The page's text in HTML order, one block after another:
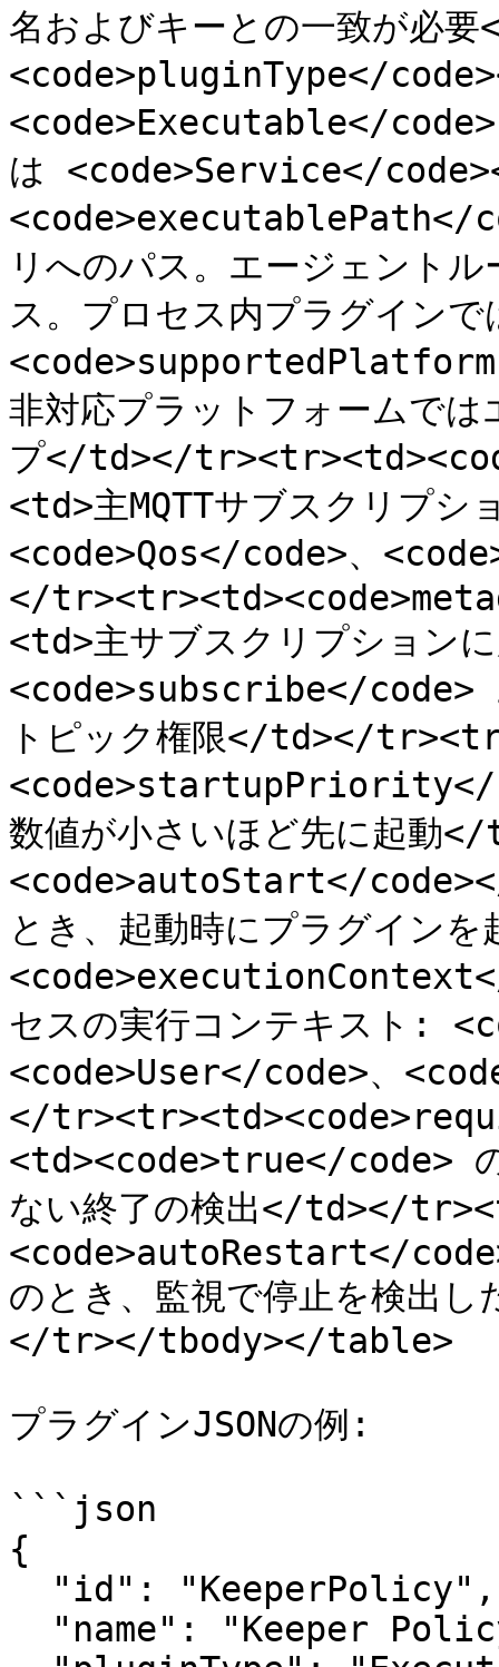
名およびキーとの一致が
<code>pluginType</
<code>Executable</code>
は <code>Service</
<code>executablePath</
リへのパス。エージェント
ス。プロセス内プラグイ
非対応プラットフォームで
プ</td></
<td>主MQTTサブスクリプ
<code>Qos</code>、
</
<td>主サブスクリプション
<code>subscribe</code>
トピック権限</td></
<code>startupPriority</
数値が小さいほど先に起
<code>autoStart</
とき、起動時にプラグイ
セスの実行コンテキスト:
<code>User</code>、
</
<td><code>true</code> の
ない終了の検出</td></
<code>autoRestart</
のとき、監視で停止を検出
</tr></tbody></table>
プラグインJSONの例:
```json
{